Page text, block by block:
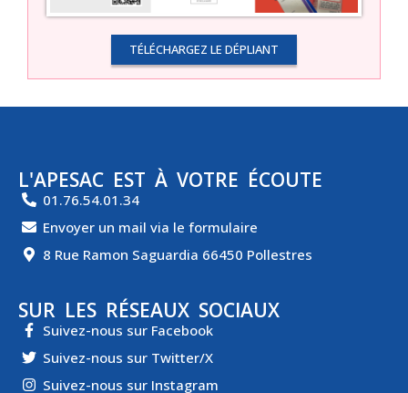
TÉLÉCHARGEZ LE DÉPLIANT
L'APESAC EST À VOTRE ÉCOUTE
01.76.54.01.34
Envoyer un mail via le formulaire
8 Rue Ramon Saguardia 66450 Pollestres
SUR LES RÉSEAUX SOCIAUX
Suivez-nous sur Facebook
Suivez-nous sur Twitter/X
Suivez-nous sur Instagram